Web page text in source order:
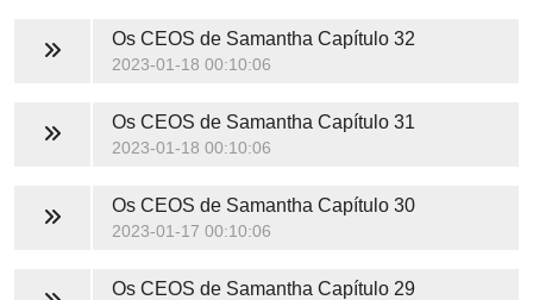
Os CEOS de Samantha Capítulo 32
2023-01-18 00:10:06
Os CEOS de Samantha Capítulo 31
2023-01-18 00:10:06
Os CEOS de Samantha Capítulo 30
2023-01-17 00:10:06
Os CEOS de Samantha Capítulo 29